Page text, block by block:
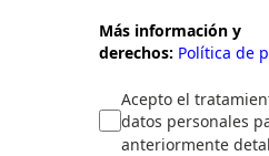
Más información y
derechos: Política de
Acepto el
datos personales
anteriormente